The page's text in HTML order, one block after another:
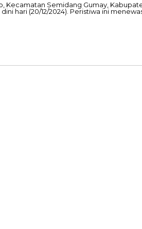
Kecamatan Semidang Gumay,
hari (20/12/2024). Peristiwa ini